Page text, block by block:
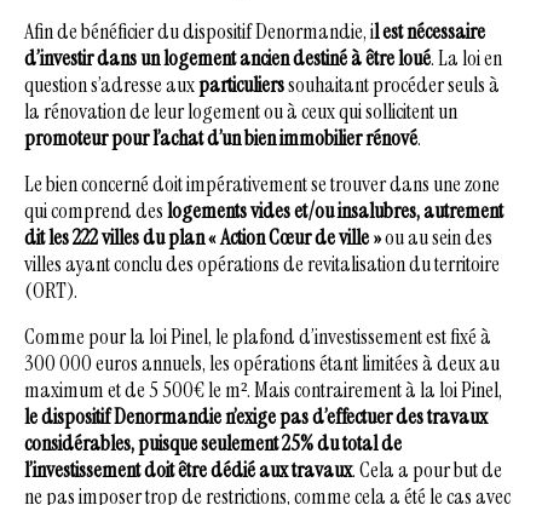
Afin de bénéficier du dispositif Denormandie, il est nécessaire
d’investir dans un logement ancien destiné à être loué. La loi en
question s’adresse auxparticulierssouhaitant procéder seuls à
la rénovation de leur logement ou à ceux qui sollicitent un
promoteur pour l’achat d’un bien immobilier rénové.
Le bien concerné doit impérativement se trouver dans une zone
qui comprend deslogements vides et/ou insalubres, autrement
dit les 222 villes du plan « Action Cœur de ville »ou au sein des
villes ayant conclu des opérations de revitalisation du territoire
(ORT).
Comme pour la loi Pinel, le plafond d’investissement est fixé à
300 000 euros annuels, les opérations étant limitées à deux au
maximum et de 5 500€ le m². Mais contrairement à la loi Pinel,
le dispositif Denormandie n’exige pas d’effectuer des travaux
considérables, puisque seulement 25% du total de
l’investissement doit être dédié aux travaux. Cela a pour but de
ne pas imposer trop de restrictions, comme cela a été le cas avec